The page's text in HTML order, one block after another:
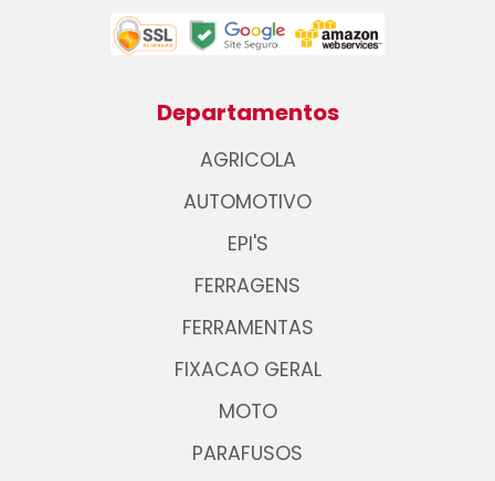
Departamentos
AGRICOLA
AUTOMOTIVO
EPI'S
FERRAGENS
FERRAMENTAS
FIXACAO GERAL
MOTO
PARAFUSOS